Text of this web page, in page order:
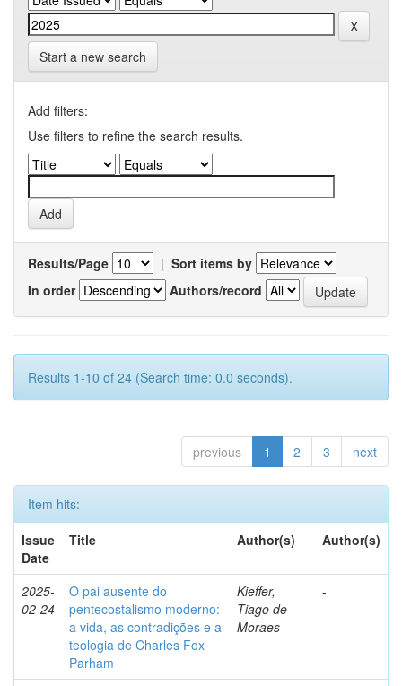
Start a new search
Add filters:
Use filters to refine the search results.
Results/Page | Sort items by
In order
Authors/record
Results 1-10 of 24 (Search time: 0.0 seconds).
previous 1 2 3 next
Item hits:
Issue
Date
Title Author(s) Author(s)
2025-
02-24
O pai ausente do
pentecostalismo moderno:
a vida, as contradições e a
teologia de Charles Fox
Parham
Kieffer,
Tiago de
Moraes
-